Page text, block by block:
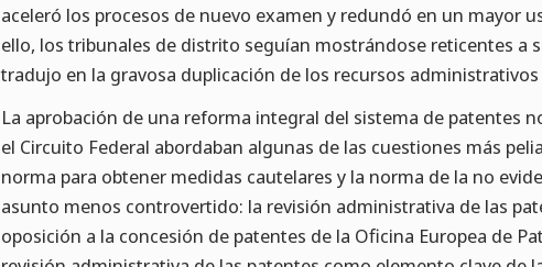
aceleró los procesos de nuevo examen y redundó en un mayor
ello, los tribunales de distrito seguían mostrándose reticentes a
tradujo en la gravosa duplicación de los recursos administrativos
La aprobación de una reforma integral del sistema de patentes
el Circuito Federal abordaban algunas de las cuestiones más
norma para obtener medidas cautelares y la norma de la no
asunto menos controvertido: la revisión administrativa de las
oposición a la concesión de patentes de la Oficina Europea de